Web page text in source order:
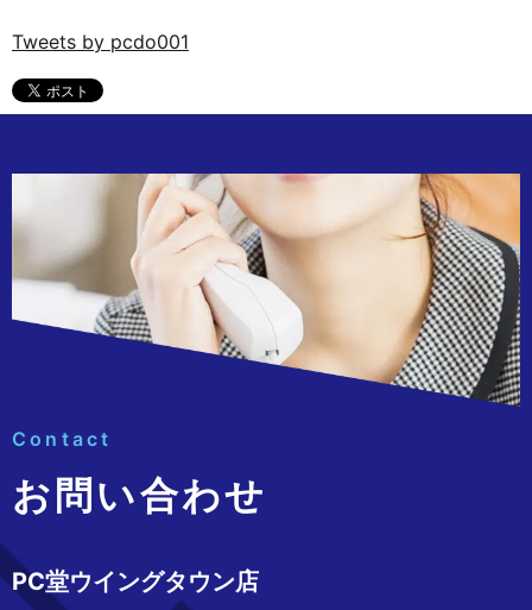
Tweets by pcdo001
Contact
お問い合わせ
PC堂ウイングタウン店